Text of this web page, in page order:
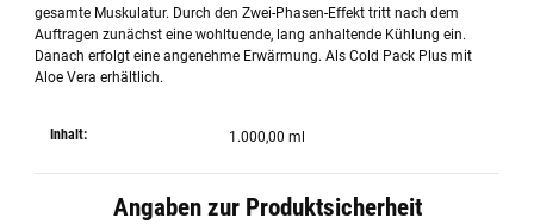
gesamte Muskulatur. Durch den Zwei-Phasen-Effekt tritt nach dem
Auftragen zunächst eine wohltuende, lang anhaltende Kühlung ein.
Danach erfolgt eine angenehme Erwärmung. Als Cold Pack Plus mit
Aloe Vera erhältlich.
Inhalt: 1.000,00 ml
Angaben zur Produktsicherheit